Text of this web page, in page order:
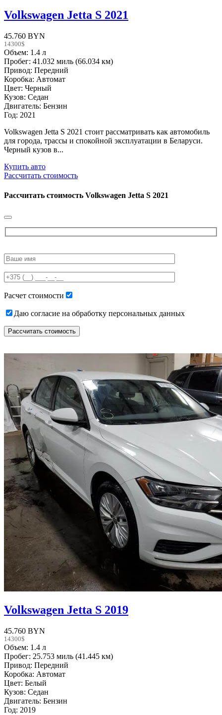
Volkswagen Jetta S 2021
45.760 BYN
14300$
Объем: 1.4 л
Пробег: 41.032 миль (66.034 км)
Привод: Передний
Коробка: Автомат
Цвет: Черный
Кузов: Седан
Двигатель: Бензин
Год: 2021
Volkswagen Jetta S 2021 стоит рассматривать как автомобиль
для города, трассы и спокойной эксплуатации в Беларуси.
Черный кузов в...
Купить авто
Рассчитать стоимость
Рассчитать стоимость Volkswagen Jetta S 2021
leave
field
empty.
Расчет стоимости
Даю согласие на обработку персональных данных
Volkswagen Jetta S 2019
45.760 BYN
14300$
Объем: 1.4 л
Пробег: 25.753 миль (41.445 км)
Привод: Передний
Коробка: Автомат
Цвет: Белый
Кузов: Седан
Двигатель: Бензин
Год: 2019